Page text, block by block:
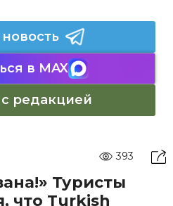
в MAX
с редакцией
393
Туристы
что Turkish